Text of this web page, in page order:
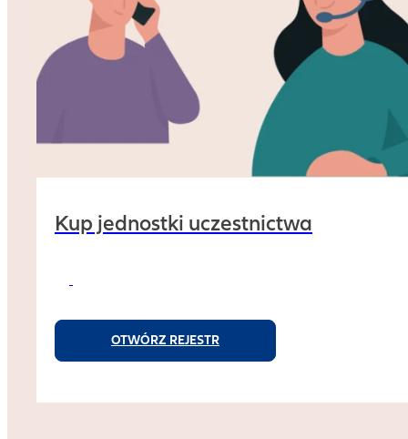
Kup jednostki uczestnictwa
OTWÓRZ REJESTR